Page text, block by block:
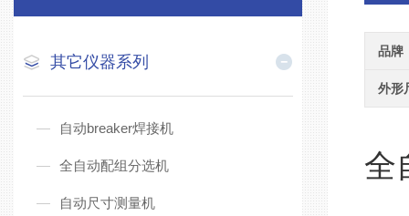
其它仪器系列
自动breaker焊接机
全自动配组分选机
自动尺寸测量机
品牌
外形
全